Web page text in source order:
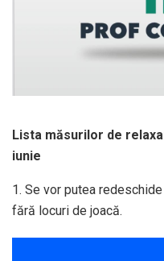
Lista măsurilor de
iunie
1. Se vor putea
fără locuri de joacă.